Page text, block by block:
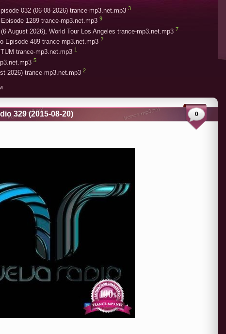
032 (06-08-2026) trance-mp3.net.mp3 3
1289 trance-mp3.net.mp3 9
August 2026), World Tour Los Angeles trance-mp3.net.mp3 7
Episode 489 trance-mp3.net.mp3 2
trance-mp3.net.mp3 1
5
2026) trance-mp3.net.mp3 2
329 (2015-08-20) 0